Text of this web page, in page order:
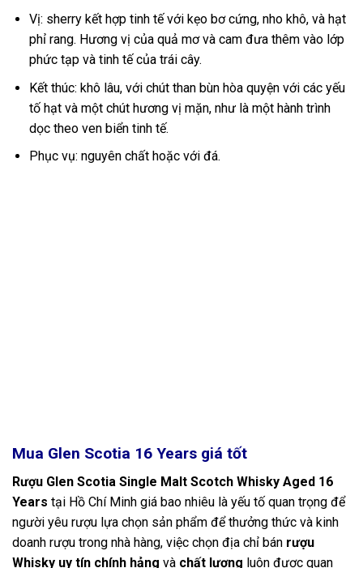
Vị: sherry kết hợp tinh tế với kẹo bơ cứng, nho khô, và hạt
phỉ rang. Hương vị của quả mơ và cam đưa thêm vào lớp
phức tạp và tinh tế của trái cây.
Kết thúc: khô lâu, với chút than bùn hòa quyện với các yếu
tố hạt và một chút hương vị mặn, như là một hành trình
dọc theo ven biển tinh tế.
Phục vụ: nguyên chất hoặc với đá.
Mua Glen Scotia 16 Years giá tốt
Rượu Glen Scotia Single Malt Scotch Whisky Aged 16
Years tại Hồ Chí Minh giá bao nhiêu là yếu tố quan trọng để
người yêu rượu lựa chọn sản phẩm để thưởng thức và kinh
doanh rượu trong nhà hàng, việc chọn địa chỉ bán rượu
Whisky uy tín chính hảng và chất lượng luôn được quan